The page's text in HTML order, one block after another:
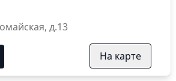
д.13
На карте